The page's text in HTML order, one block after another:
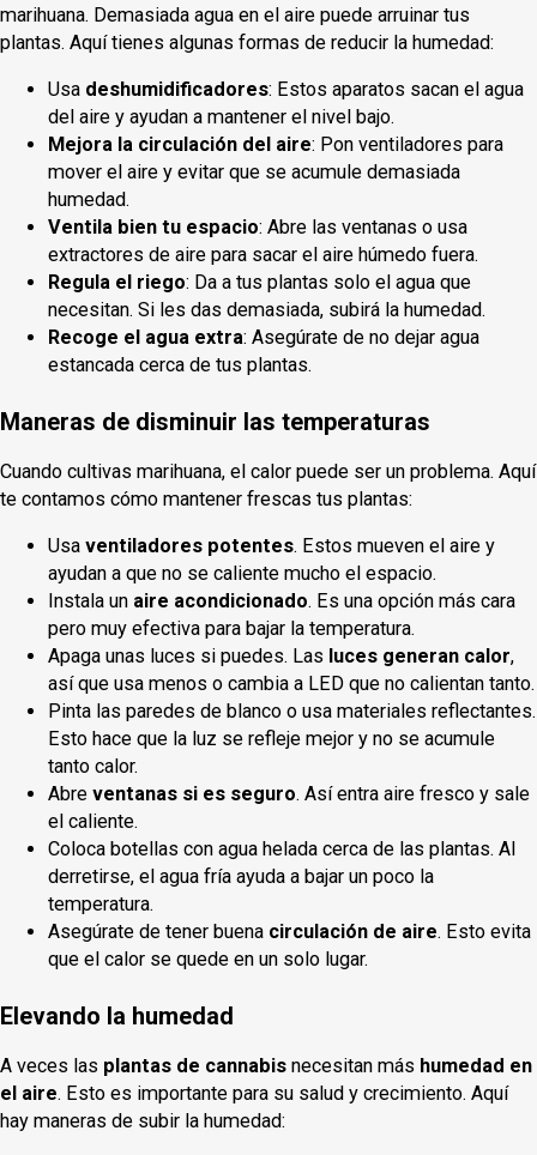
marihuana. Demasiada agua en el aire puede arruinar tus
plantas. Aquí tienes algunas formas de reducir la humedad:
Usa deshumidificadores: Estos aparatos sacan el agua
del aire y ayudan a mantener el nivel bajo.
Mejora la circulación del aire: Pon ventiladores para
mover el aire y evitar que se acumule demasiada
humedad.
Ventila bien tu espacio: Abre las ventanas o usa
extractores de aire para sacar el aire húmedo fuera.
Regula el riego: Da a tus plantas solo el agua que
necesitan. Si les das demasiada, subirá la humedad.
Recoge el agua extra: Asegúrate de no dejar agua
estancada cerca de tus plantas.
Maneras de disminuir las temperaturas
Cuando cultivas marihuana, el calor puede ser un problema. Aquí
te contamos cómo mantener frescas tus plantas:
Usa ventiladores potentes. Estos mueven el aire y
ayudan a que no se caliente mucho el espacio.
Instala un aire acondicionado. Es una opción más cara
pero muy efectiva para bajar la temperatura.
Apaga unas luces si puedes. Las luces generan calor,
así que usa menos o cambia a LED que no calientan tanto.
Pinta las paredes de blanco o usa materiales reflectantes.
Esto hace que la luz se refleje mejor y no se acumule
tanto calor.
Abre ventanas si es seguro. Así entra aire fresco y sale
el caliente.
Coloca botellas con agua helada cerca de las plantas. Al
derretirse, el agua fría ayuda a bajar un poco la
temperatura.
Asegúrate de tener buena circulación de aire. Esto evita
que el calor se quede en un solo lugar.
Elevando la humedad
A veces las plantas de cannabis necesitan más humedad en
el aire. Esto es importante para su salud y crecimiento. Aquí
hay maneras de subir la humedad: